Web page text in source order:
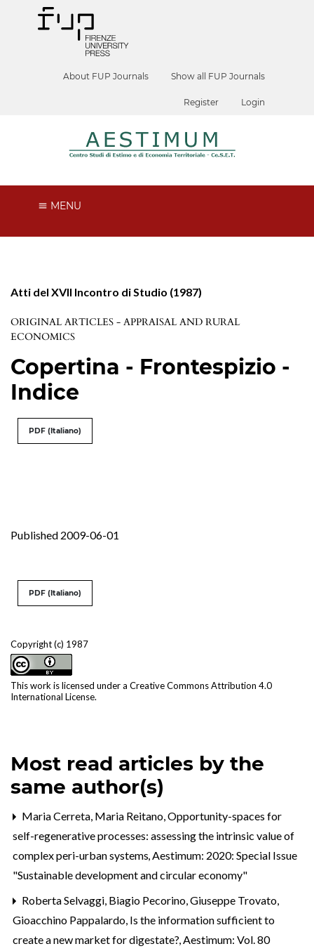
About FUP Journals Show all FUP Journals
Register Login
MENU
Atti del XVII Incontro di Studio (1987)
ORIGINAL ARTICLES - APPRAISAL AND RURAL
ECONOMICS
Copertina - Frontespizio -
Indice
PDF (Italiano)
Published 2009-06-01
Copyright (c) 1987
This work is licensed under a Creative Commons Attribution 4.0
International License.
PDF (Italiano)
Most read articles by the
same author(s)
Maria Cerreta, Maria Reitano,Opportunity-spaces for
self-regenerative processes: assessing the intrinsic value of
complex peri-urban systems,Aestimum: 2020: Special Issue
"Sustainable development and circular economy"
Roberta Selvaggi, Biagio Pecorino, Giuseppe Trovato,
Gioacchino Pappalardo, Is the information sufficient to
create a new market for digestate?,Aestimum: Vol. 80